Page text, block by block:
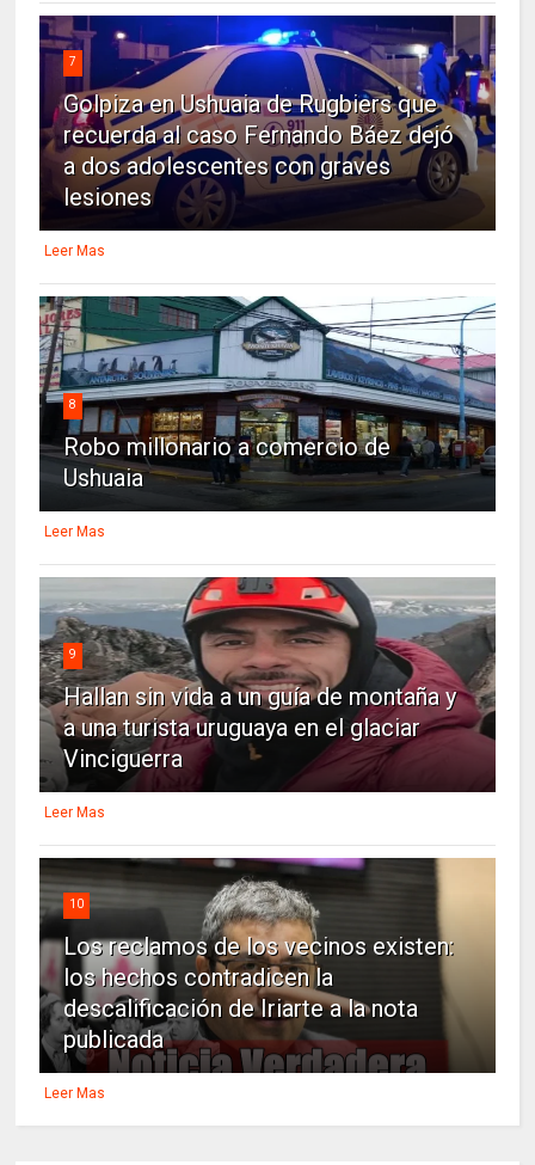
7
Golpiza en Ushuaia de Rugbiers que
recuerda al caso Fernando Báez dejó
a dos adolescentes con graves
lesiones
Leer Mas
8
Robo millonario a comercio de
Ushuaia
Leer Mas
9
Hallan sin vida a un guía de montaña y
a una turista uruguaya en el glaciar
Vinciguerra
Leer Mas
10
Los reclamos de los vecinos existen:
los hechos contradicen la
descalificación de Iriarte a la nota
publicada
Leer Mas